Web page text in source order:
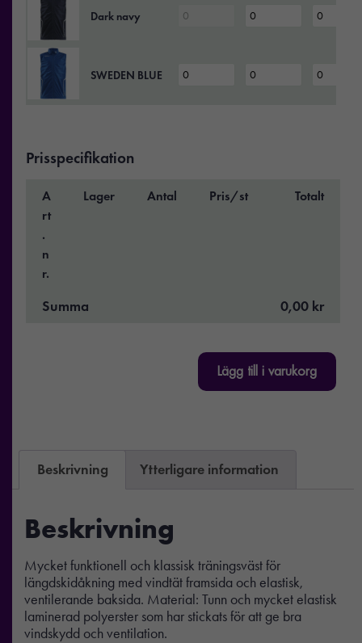
Dark navy
SWEDEN BLUE
Prisspecifikation
A
rt
.
n
r.
Lager Antal Pris/st Totalt
Summa 0,00 kr
Lägg till i varukorg
Beskrivning Ytterligare information
Beskrivning
Mycket funktionell och klassisk träningsväst för
längdskidåkning med vindtät framsida och elastisk,
ventilerande baksida. Material: Tunn och mycket elastisk
laminerad polyerster som har stickats för att ge bra
vindskydd och ventilation.